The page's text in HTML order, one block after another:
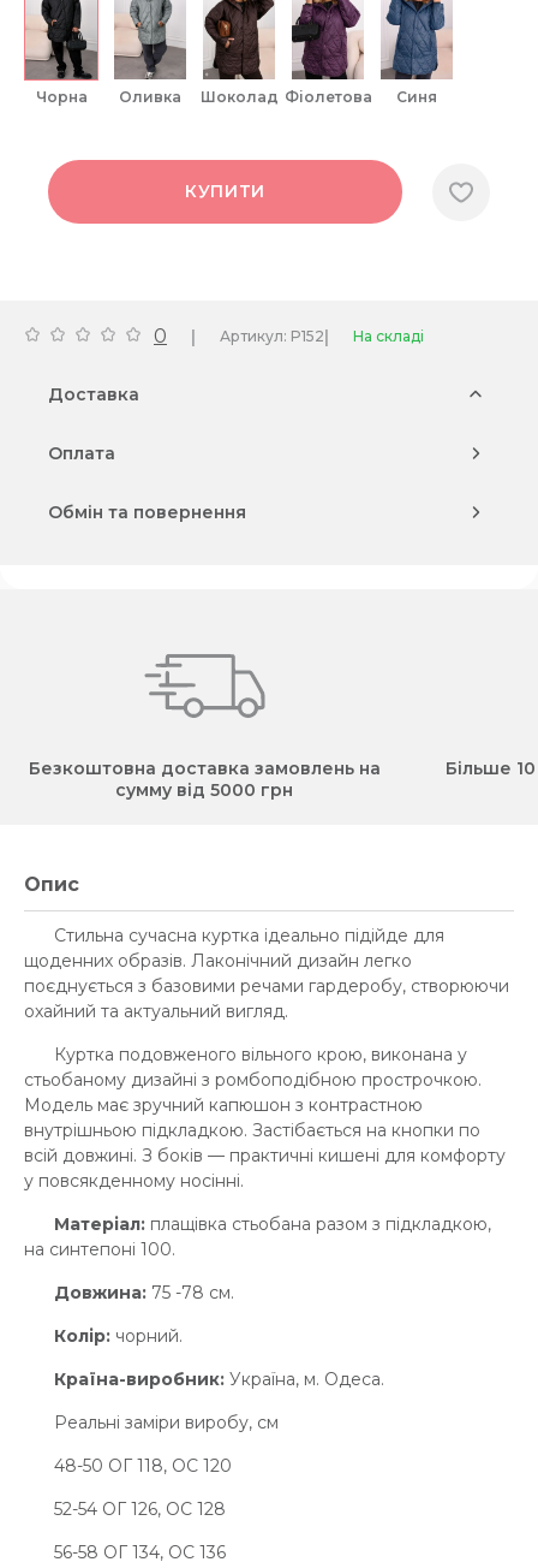
чорна оливка шоколад фіолетова синя
КУПИТИ
0 | Артикул: P152| На складі
Доставка
Оплата
Обмін та повернення
Безкоштовна доставка замовлень на
сумму від 5000 грн
Більше
Опис
Стильна сучасна куртка ідеально підійде для
щоденних образів. Лаконічний дизайн легко
поєднується з базовими речами гардеробу, створюючи
охайний та актуальний вигляд.
Куртка подовженого вільного крою, виконана у
стьобаному дизайні з ромбоподібною прострочкою.
Модель має зручний капюшон з контрастною
внутрішньою підкладкою. Застібається на кнопки по
всій довжині. З боків — практичні кишені для комфорту
у повсякденному носінні.
Матеріал: плащівка стьобана разом з підкладкою,
на синтепоні 100.
Довжина: 75 -78 см.
Колір: чорний.
Країна-виробник: Україна, м. Одеса.
Реальні заміри виробу, см
48-50 ОГ 118, ОС 120
52-54 ОГ 126, ОС 128
56-58 ОГ 134, ОС 136